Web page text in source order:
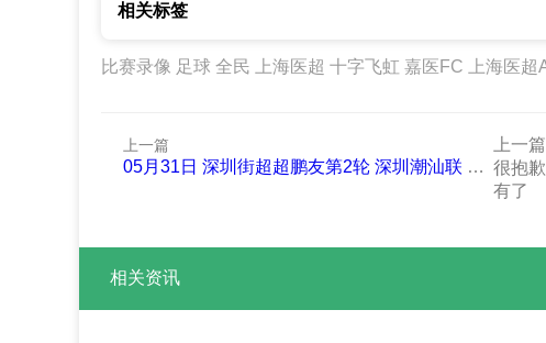
相关标签
比赛录像 足球 全民 上海医超 十字飞虹 嘉医FC 上海医
上一篇
05月31日 深圳街超超鹏友第2轮 深圳潮汕联 VS 深圳江西人 全场录像
上一
很抱
有了
相关资讯